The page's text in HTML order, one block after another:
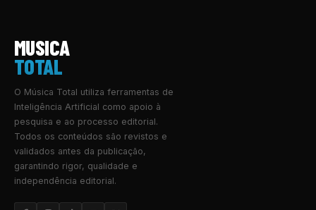
MUSICA
TOTAL
O Música Total utiliza ferramentas de
Inteligência Artificial como apoio à
pesquisa e ao processo editorial.
Todos os conteúdos são revistos e
validados antes da publicação,
garantindo rigor, qualidade e
independência editorial.